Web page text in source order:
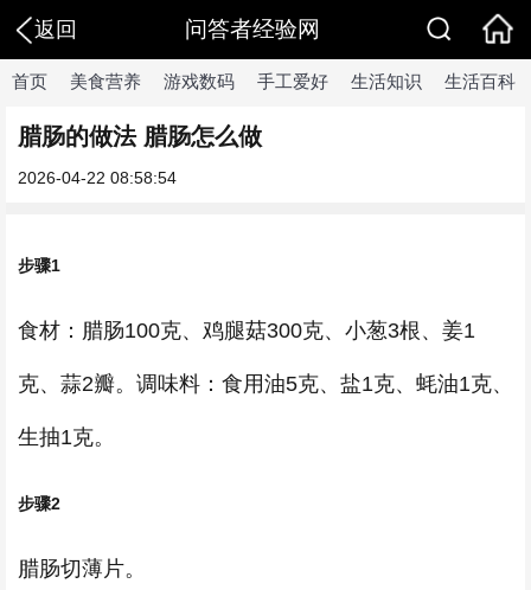
返回 问答者经验网
首页 美食营养 游戏数码 手工爱好 生活知识 生活百科
腊肠的做法 腊肠怎么做
2026-04-22 08:58:54
步骤1
食材：腊肠100克、鸡腿菇300克、小葱3根、姜1
克、蒜2瓣。调味料：食用油5克、盐1克、蚝油1克、
生抽1克。
步骤2
腊肠切薄片。